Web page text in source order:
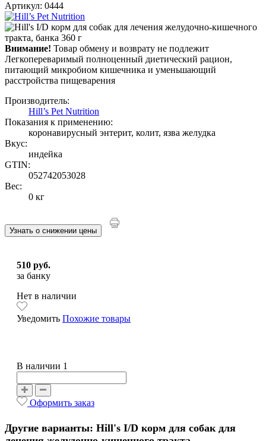
Артикул: 0444
Внимание! Товар обмену и возврату не подлежит
Легкопереваримый полноценный диетический рацион,
питающий микробиом кишечника и уменьшающий
расстройства пищеварения
Производитель:
Hill’s Pet Nutrition
Показания к применению:
коронавирусный энтерит, колит, язва желудка
Вкус:
индейка
GTIN:
052742053028
Вес:
0 кг
Узнать о снижении цены
510 руб.
за банку
Нет в наличии
Уведомить Похожие товары
В наличии 1
Оформить заказ
Другие варианты: Hill's I/D корм для собак для